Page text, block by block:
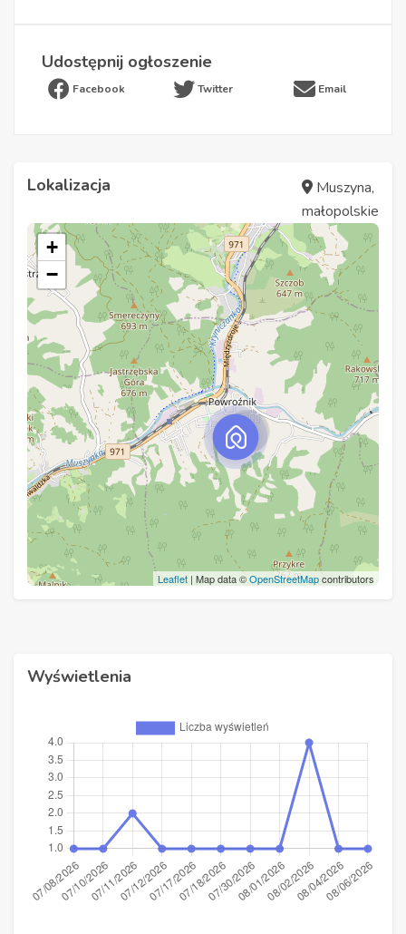
Udostępnij ogłoszenie
Facebook Twitter Email
Lokalizacja
Muszyna,
małopolskie
+
−
Leaflet | Map data ©OpenStreetMapcontributors
Wyświetlenia